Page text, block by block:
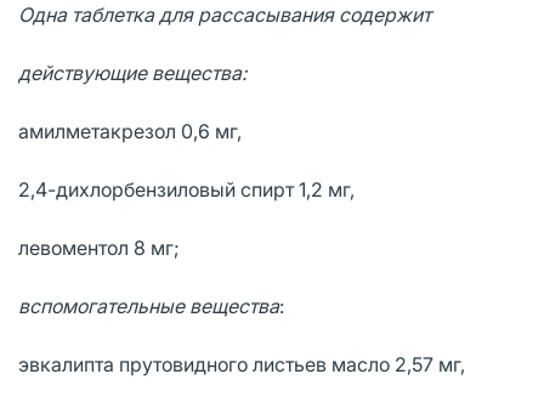
Одна таблетка для рассасывания содержит
действующие вещества:
амилметакрезол 0,6 мг,
2,4-дихлорбензиловый спирт 1,2 мг,
левоментол 8 мг;
вспомогательные вещества:
эвкалипта прутовидного листьев масло 2,57 мг,